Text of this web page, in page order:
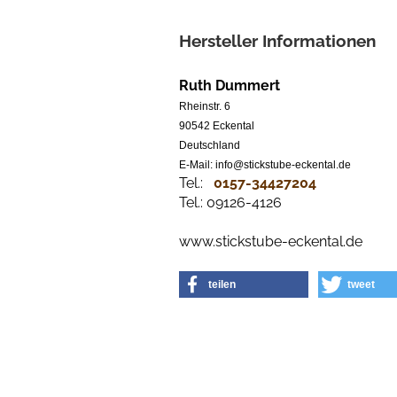
Hersteller Informationen
Ruth Dummert
Rheinstr. 6
90542 Eckental
Deutschland
E-Mail: info@stickstube-eckental.de
Tel.: 0157-34427204​
Tel.: 09126-4126
www.stickstube-eckental.de
teilen tweet